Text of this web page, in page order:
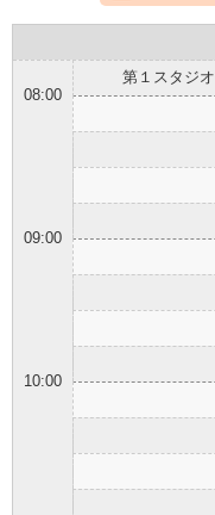
第１スタジオ
08:00
09:00
10:00